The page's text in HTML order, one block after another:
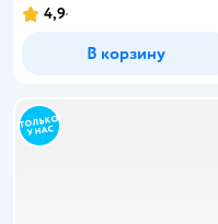
4,9
В корзину